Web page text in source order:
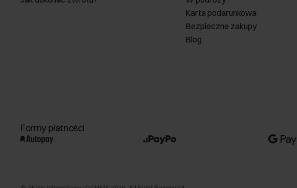
Karta podarunkowa
Bezpieczne zakupy
Blog
Formy płatności